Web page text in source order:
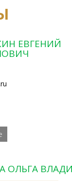
ЕВГЕНИЙ
ОЛЬГА